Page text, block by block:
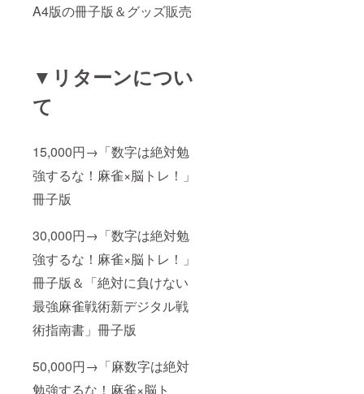
A4版の冊子版＆グッズ販売
▼リターンについ
て
15,000円→「数字は絶対勉
強するな！麻雀×脳トレ！」
冊子版
30,000円→「数字は絶対勉
強するな！麻雀×脳トレ！」
冊子版＆「絶対に負けない
最強麻雀戦術新デジタル戦
術指南書」冊子版
50,000円→「麻数字は絶対
勉強するな！麻雀×脳ト